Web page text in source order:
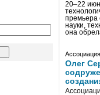
20–22
премьера
науки,
она
Олег